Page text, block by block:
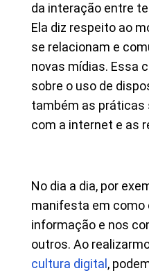
da interação entre
Ela diz respeito ao
se relacionam e
novas mídias. Essa
sobre o uso de
também as práticas
com a internet e as
No dia a dia, por
manifesta em como
informação e nos
outros. Ao
cultura digital ,